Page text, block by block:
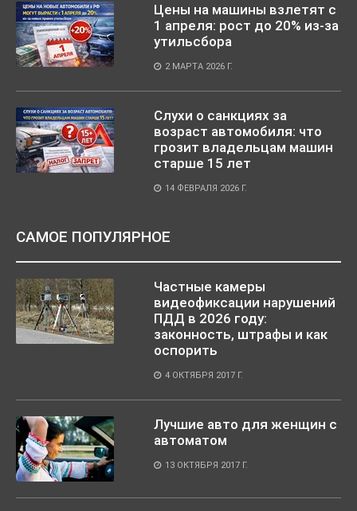
Цены на машины взлетят с
1 апреля: рост до 20% из-за
утильсбора
2 МАРТА 2026 Г.
Слухи о санкциях за
возраст автомобиля: что
грозит владельцам машин
старше 15 лет
14 ФЕВРАЛЯ 2026 Г.
САМОЕ ПОПУЛЯРНОЕ
Частные камеры
видеофиксации нарушений
ПДД в 2026 году:
законность, штрафы и как
оспорить
4 ОКТЯБРЯ 2017 Г.
Лучшие авто для женщин с
автоматом
13 ОКТЯБРЯ 2017 Г.